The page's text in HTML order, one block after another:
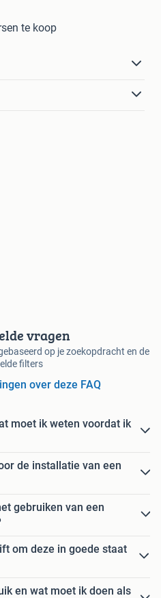
te koop
vragen
op je zoekopdracht en de
filters
over deze FAQ
moet ik weten voordat ik
de installatie van een
gebruiken van een
om deze in goede staat
en wat moet ik doen als